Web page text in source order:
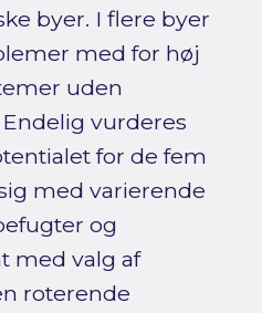
byer. I flere byer
med for høj
uden
vurderes
for de fem
med varierende
og
med valg af
roterende